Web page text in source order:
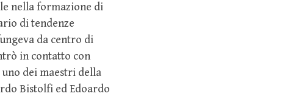
nella formazione di
di tendenze
da centro di
in contatto con
uno dei maestri della
Bistolfi ed Edoardo